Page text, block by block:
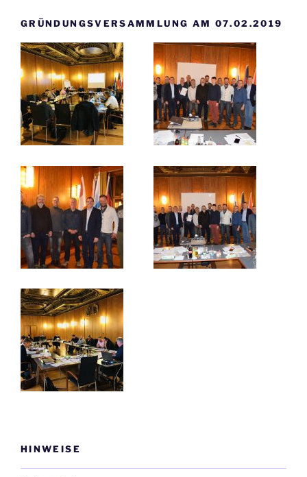
GRÜNDUNGSVERSAMMLUNG AM 07.02.2019
HINWEISE